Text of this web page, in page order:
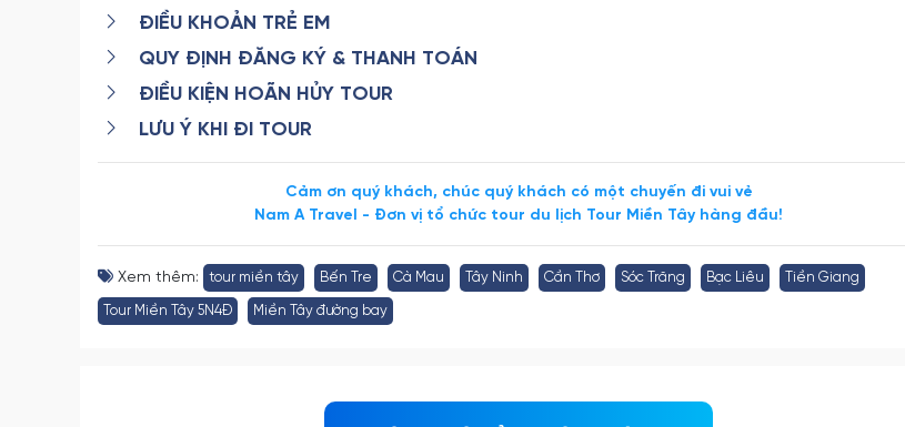
ĐIỀU KHOẢN TRẺ EM
QUY ĐỊNH ĐĂNG KÝ & THANH TOÁN
ĐIỀU KIỆN HOÃN HỦY TOUR
LƯU Ý KHI ĐI TOUR
Cảm ơn quý khách, chúc quý khách có một chuyến đi vui vẻ
Nam A Travel - Đơn vị tổ chức tour du lịch Tour Miền Tây hàng đầu!
Xem thêm: tour miền tây Bến Tre Cà Mau Tây Ninh Cần Thơ Sóc Trăng Bạc Liêu Tiền Giang
Tour Miền Tây 5N4Đ Miền Tây đường bay